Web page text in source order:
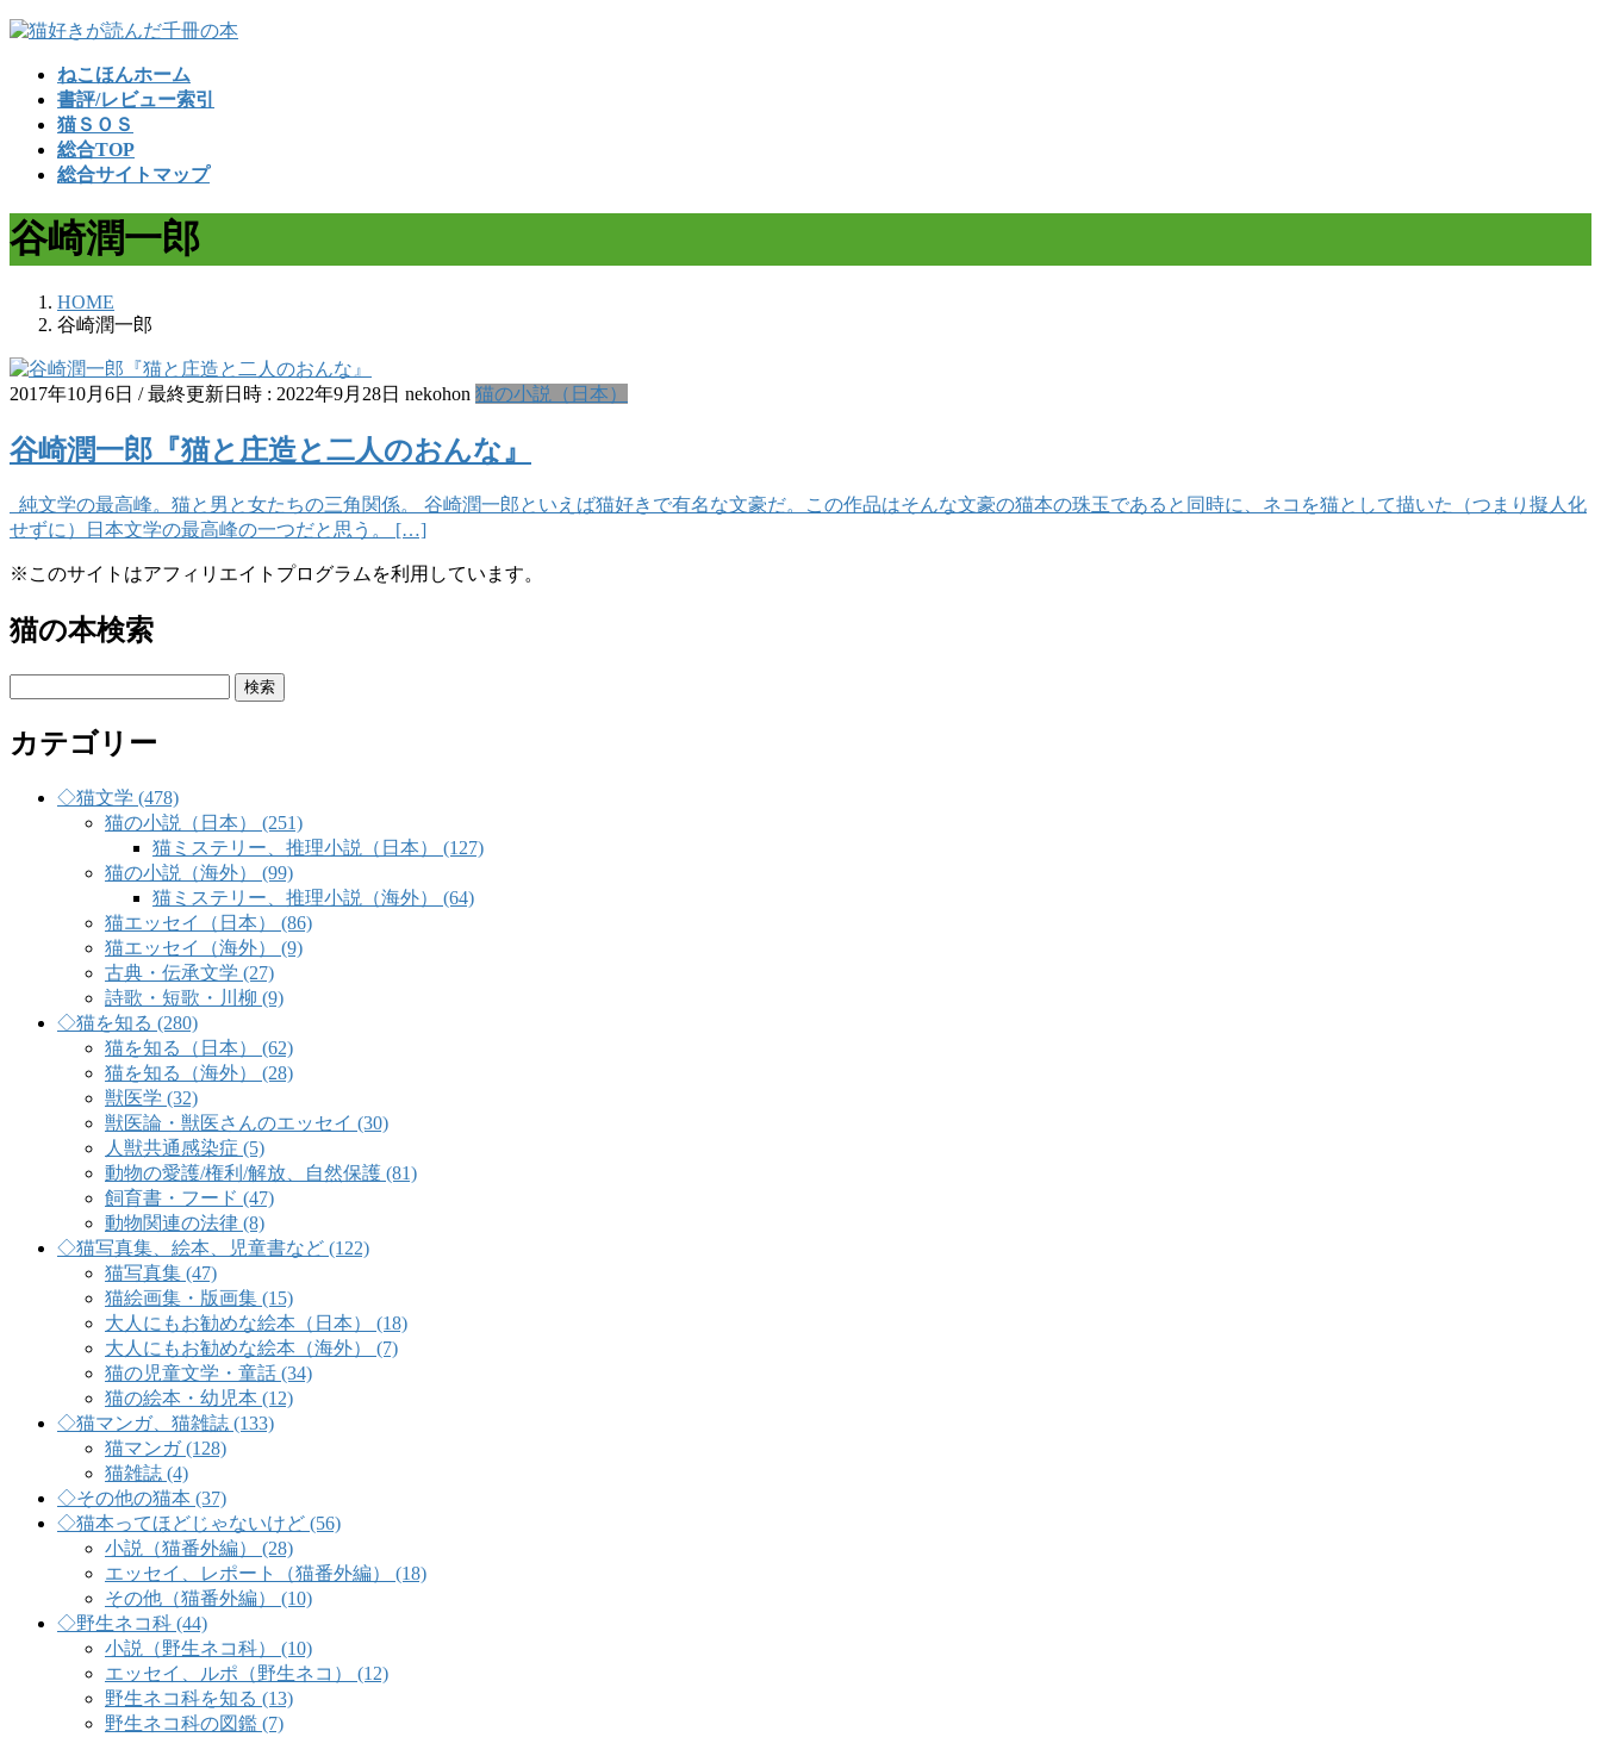
コ
ッ
プ
ナ
移
動
ねこほんホーム
書評/レビュー索引
猫ＳＯＳ
総合TOP
総合サイトマップ
谷崎潤一郎
HOME
谷崎潤一郎
2017年10月6日 / 最終更新日時 : 2022年9月28日 nekohon 猫の小説（日本）
谷崎潤一郎『猫と庄造と二人のおんな』
純文学の最高峰。猫と男と女たちの三角関係。 谷崎潤一郎といえば猫好きで有名な文豪だ。この作品はそんな文豪の猫本の珠玉であると同時に、ネコを猫として描いた（つまり擬人化
せずに）日本文学の最高峰の一つだと思う。 […]
※このサイトはアフィリエイトプログラムを利用しています。
猫の本検索
カテゴリー
◇猫文学 (478)
猫の小説（日本） (251)
猫ミステリー、推理小説（日本） (127)
猫の小説（海外） (99)
猫ミステリー、推理小説（海外） (64)
猫エッセイ（日本） (86)
猫エッセイ（海外） (9)
古典・伝承文学 (27)
詩歌・短歌・川柳 (9)
◇猫を知る (280)
猫を知る（日本） (62)
猫を知る（海外） (28)
獣医学 (32)
獣医論・獣医さんのエッセイ (30)
人獣共通感染症 (5)
動物の愛護/権利/解放、自然保護 (81)
飼育書・フード (47)
動物関連の法律 (8)
◇猫写真集、絵本、児童書など (122)
猫写真集 (47)
猫絵画集・版画集 (15)
大人にもお勧めな絵本（日本） (18)
大人にもお勧めな絵本（海外） (7)
猫の児童文学・童話 (34)
猫の絵本・幼児本 (12)
◇猫マンガ、猫雑誌 (133)
猫マンガ (128)
猫雑誌 (4)
◇その他の猫本 (37)
◇猫本ってほどじゃないけど (56)
小説（猫番外編） (28)
エッセイ、レポート（猫番外編） (18)
その他（猫番外編） (10)
◇野生ネコ科 (44)
小説（野生ネコ科） (10)
エッセイ、ルポ（野生ネコ） (12)
野生ネコ科を知る (13)
野生ネコ科の図鑑 (7)